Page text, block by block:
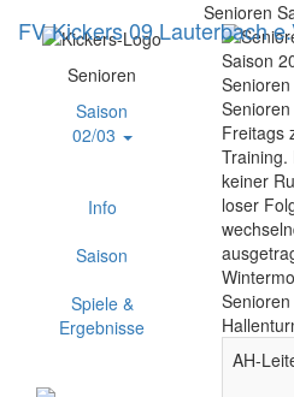
FV Kickers 09 Lauterbach
Senioren
Saison
02/03
Info
Saison
Spiele &
Ergebnisse
Senioren
Freitags
Training.
keiner
loser
AH-